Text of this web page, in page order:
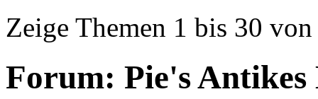
Zeige Themen 1 bis 30
Forum: Pie's